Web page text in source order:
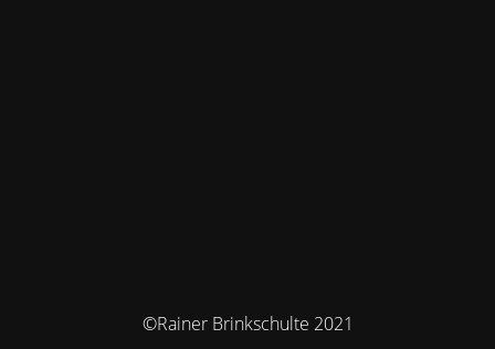
©Rainer Brinkschulte 2021